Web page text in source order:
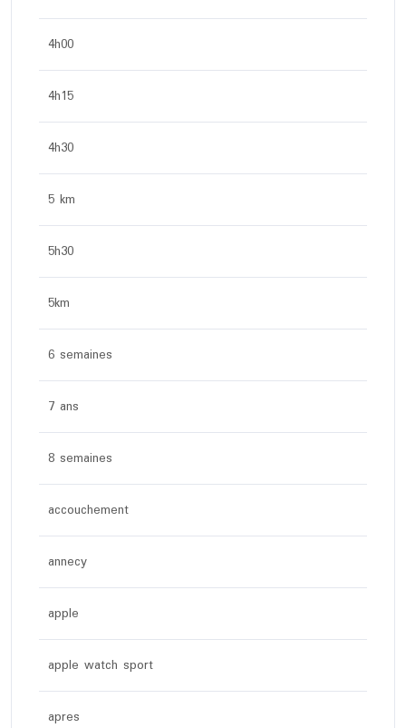
4h00
4h15
4h30
5 km
5h30
5km
6 semaines
7 ans
8 semaines
accouchement
annecy
apple
apple watch sport
apres